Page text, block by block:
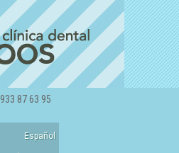
933 87 63 95
Español